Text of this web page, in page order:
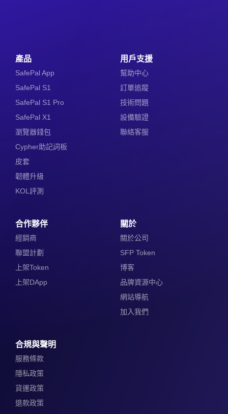
產品
SafePal App
SafePal S1
SafePal S1 Pro
SafePal X1
瀏覽器錢包
Cypher助記詞板
皮套
韌體升級
KOL評測
用戶支援
幫助中心
訂單追蹤
技術問題
設備驗證
聯絡客服
合作夥伴
經銷商
聯盟計劃
上架Token
上架DApp
關於
關於公司
SFP Token
博客
品牌資源中心
網站導航
加入我們
合規與聲明
服務條款
隱私政策
貨運政策
退款政策